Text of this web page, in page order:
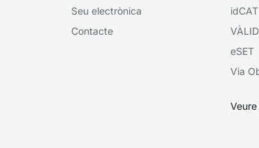
Seu electrònica
Contacte
idCAT
VÀLID
eSET
Via